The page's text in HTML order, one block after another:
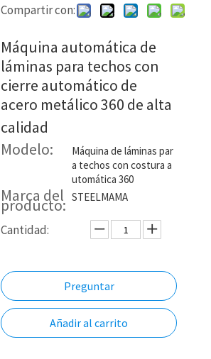
Compartir con:
Máquina automática de
láminas para techos con
cierre automático de
acero metálico 360 de alta
calidad
Modelo:
Máquina de láminas par
a techos con costura a
utomática 360
Marca del
producto: STEELMAMA
Cantidad:
Preguntar
Añadir al carrito